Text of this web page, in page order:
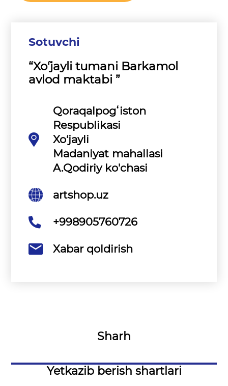
Sotuvchi
“Xo`'jayli tumani Barkamol
avlod maktabi ”
Qoraqalpogʻiston
Respublikasi
Xo‘jayli
Madaniyat mahallasi
A.Qodiriy ko'chasi
artshop.uz
+998905760726
Xabar qoldirish
Sharh
Yetkazib berish shartlari